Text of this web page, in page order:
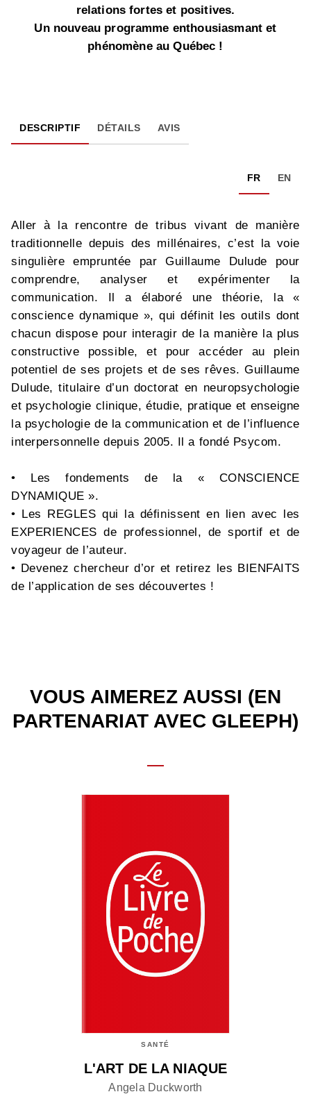
relations fortes et positives.
Un nouveau programme enthousiasmant et
phénomène au Québec !
DESCRIPTIF DÉTAILS AVIS
FR EN
Aller à la rencontre de tribus vivant de manière
traditionnelle depuis des millénaires, c’est la voie
singulière empruntée par Guillaume Dulude pour
comprendre, analyser et expérimenter la
communication. Il a élaboré une théorie, la «
conscience dynamique », qui définit les outils dont
chacun dispose pour interagir de la manière la plus
constructive possible, et pour accéder au plein
potentiel de ses projets et de ses rêves. Guillaume
Dulude, titulaire d’un doctorat en neuropsychologie
et psychologie clinique, étudie, pratique et enseigne
la psychologie de la communication et de l’influence
interpersonnelle depuis 2005. Il a fondé Psycom.
• Les fondements de la « CONSCIENCE
DYNAMIQUE ».
• Les REGLES qui la définissent en lien avec les
EXPERIENCES de professionnel, de sportif et de
voyageur de l’auteur.
• Devenez chercheur d’or et retirez les BIENFAITS
de l’application de ses découvertes !
VOUS AIMEREZ AUSSI (EN
PARTENARIAT AVEC GLEEPH)
SANTÉ
L'ART DE LA NIAQUE
Angela Duckworth